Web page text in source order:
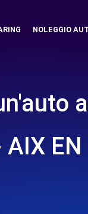
NOLEGGIO
a